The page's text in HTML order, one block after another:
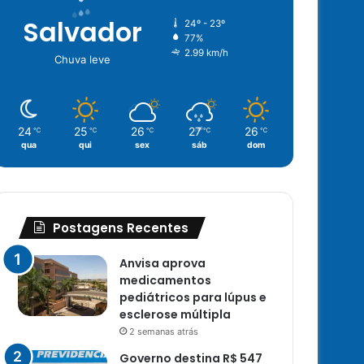
Salvador
Chuva leve
24º - 23º
77%
2.99 km/h
24 ℃
qua
25 ℃
qui
26 ℃
sex
27 ℃
sáb
26 ℃
dom
Postagens Recentes
Anvisa aprova
medicamentos
pediátricos para lúpus e
esclerose múltipla
2 semanas atrás
Governo destina R$ 547